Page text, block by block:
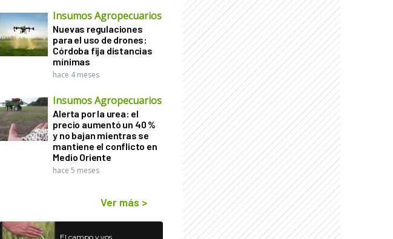
Insumos Agropecuarios
Nuevas regulaciones
para el uso de drones:
Córdoba fija distancias
mínimas
hace 4 meses
Insumos Agropecuarios
Alerta por la urea: el
precio aumentó un 40 %
y no bajan mientras se
mantiene el conflicto en
Medio Oriente
hace 5 meses
Ver más >
El campo y vos